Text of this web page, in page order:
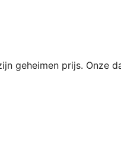
geheimen prijs. Onze